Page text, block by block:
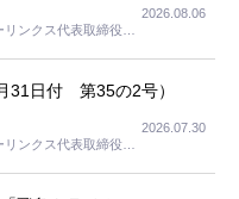
ンクス代表取締役社
2026.08.06
31日付 第35の2号）
ンクス代表取締役社
2026.07.30